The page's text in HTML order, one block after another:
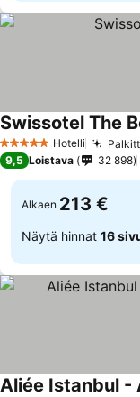
5 Tähtiluokitus
Hotelli
Swissotel The
9,5 Loistava 32 898
Alkaen 213 €
Näytä hinnat 16